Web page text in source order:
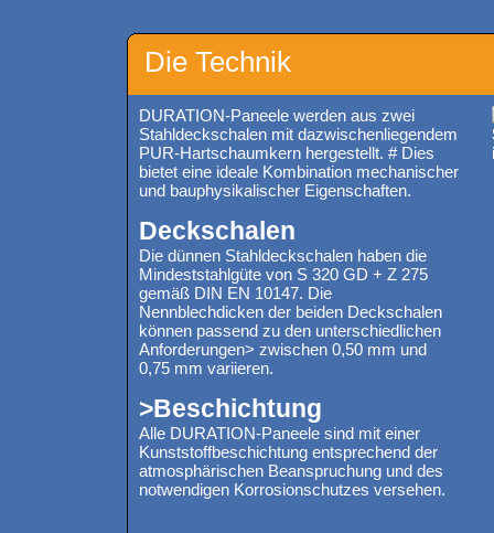
Die Technik
DURATION-Paneele werden aus zwei
Stahldeckschalen mit dazwischenliegendem
PUR-Hartschaumkern hergestellt. # Dies
bietet eine ideale Kombination mechanischer
und bauphysikalischer Eigenschaften.
Deckschalen
Die dünnen Stahldeckschalen haben die
Mindeststahlgüte von S 320 GD + Z 275
gemäß DIN EN 10147. Die
Nennblechdicken der beiden Deckschalen
können passend zu den unterschiedlichen
Anforderungen> zwischen 0,50 mm und
0,75 mm variieren.
>Beschichtung
Alle DURATION-Paneele sind mit einer
Kunststoffbeschichtung entsprechend der
atmosphärischen Beanspruchung und des
notwendigen Korrosionschutzes versehen.